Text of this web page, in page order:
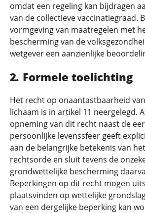
omdat een regeling kan bijdragen
van de collectieve vaccinatiegraad.
vormgeving van maatregelen met
bescherming van de
wetgever een aanzienlijke
Formele toelichting
Het recht op onaantastbaarheid
lichaam is in artikel 11 neergelegd.
opneming van dit recht naast de
persoonlijke levenssfeer geeft
aan de belangrijke betekenis van
rechtsorde en sluit tevens de
grondwettelijke bescherming
Beperkingen op dit recht mogen
plaatsvinden op wettelijke
van een dergelijke beperking kan